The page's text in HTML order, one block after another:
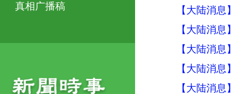
真相广播稿
【大陆消息
【大陆消息
【大陆消息
【大陆消息
【大陆消息